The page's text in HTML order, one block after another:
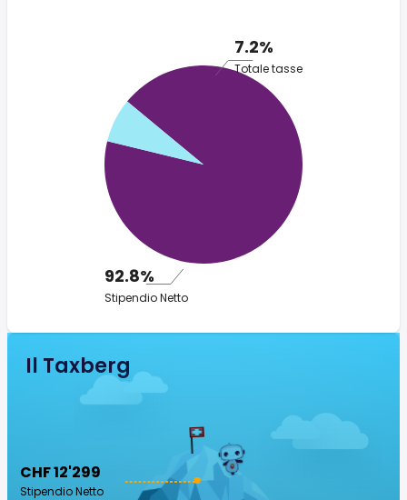
7.2%
Totale tasse
92.8%
Stipendio Netto
Il Taxberg
CHF 12'299
Stipendio Netto